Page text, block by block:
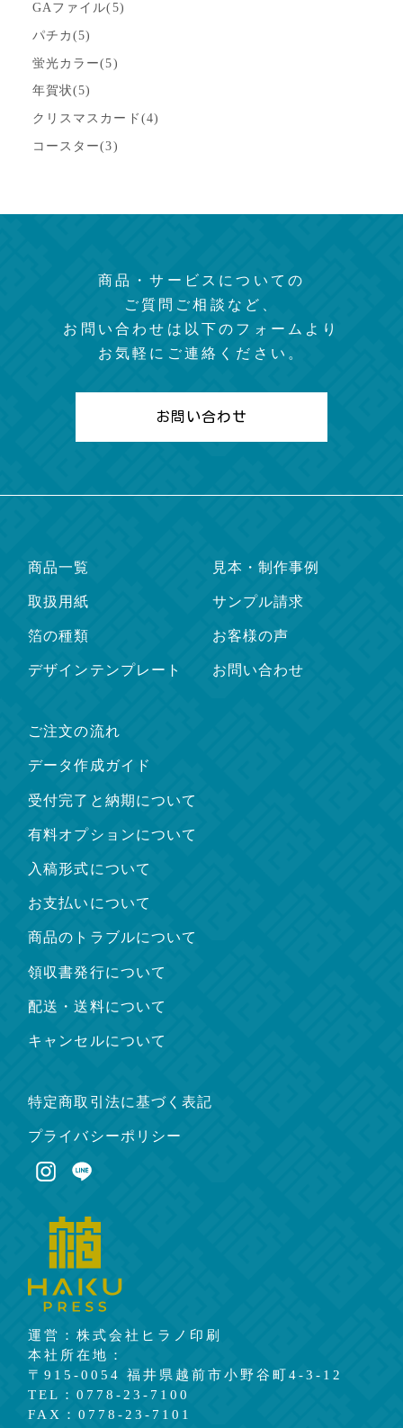
GAファイル(5)
パチカ(5)
蛍光カラー(5)
年賀状(5)
クリスマスカード(4)
コースター(3)
商品・サービスについての
ご質問ご相談など、
お問い合わせは以下のフォームより
お気軽にご連絡ください。
お問い合わせ
商品一覧
取扱用紙
箔の種類
デザインテンプレート
見本・制作事例
サンプル請求
お客様の声
お問い合わせ
ご注文の流れ
データ作成ガイド
受付完了と納期について
有料オプションについて
入稿形式について
お支払いについて
商品のトラブルについて
領収書発行について
配送・送料について
キャンセルについて
特定商取引法に基づく表記
プライバシーポリシー
運営：株式会社ヒラノ印刷
本社所在地：
〒915-0054 福井県越前市小野谷町4-3-12
TEL：0778-23-7100
FAX：0778-23-7101